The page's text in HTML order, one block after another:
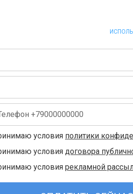
условия политики
условия договора
условия рекламной